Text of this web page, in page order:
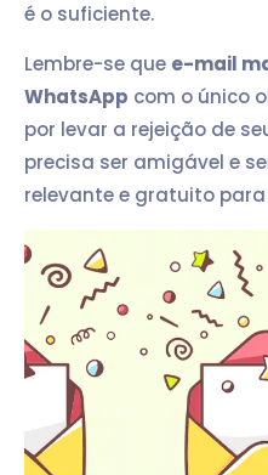
é o suficiente.
Lembre-se que e-mail
WhatsApp com o único
por levar a rejeição de
precisa ser amigável e
relevante e gratuito para